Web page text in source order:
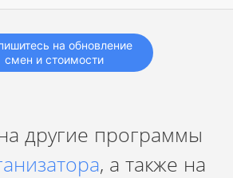
на обновление
смен и стоимости
другие программы
, а также на